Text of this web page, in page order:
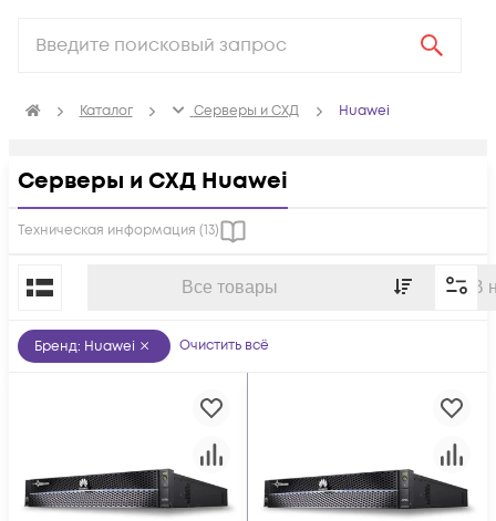
Каталог Серверы и СХД Huawei
Серверы и СХД Huawei
Техническая информация (13)
Все товары В
По популярности
Бренд: Huawei Очистить всё